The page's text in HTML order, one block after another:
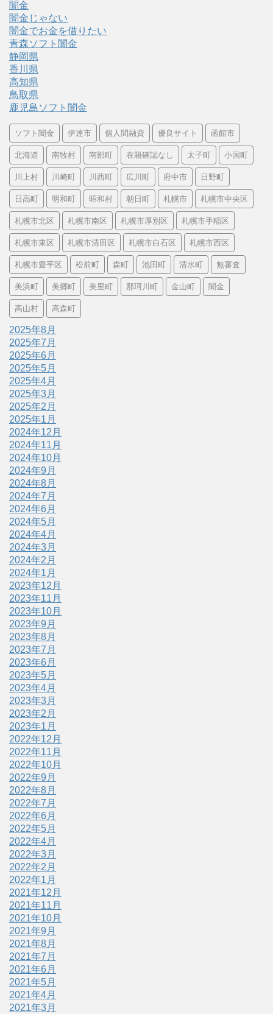
闇金
闇金じゃない
闇金でお金を借りたい
青森ソフト闇金
静岡県
香川県
高知県
鳥取県
鹿児島ソフト闇金
ソフト闇金 伊達市 個人間融資 優良サイト 函館市
北海道 南牧村 南部町 在籍確認なし 太子町 小国町
川上村 川崎町 川西町 広川町 府中市 日野町
日高町 明和町 昭和村 朝日町 札幌市 札幌市中央区
札幌市北区 札幌市南区 札幌市厚別区 札幌市手稲区
札幌市東区 札幌市清田区 札幌市白石区 札幌市西区
札幌市豊平区 松前町 森町 池田町 清水町 無審査
美浜町 美郷町 美里町 那珂川町 金山町 闇金
高山村 高森町
2025年8月
2025年7月
2025年6月
2025年5月
2025年4月
2025年3月
2025年2月
2025年1月
2024年12月
2024年11月
2024年10月
2024年9月
2024年8月
2024年7月
2024年6月
2024年5月
2024年4月
2024年3月
2024年2月
2024年1月
2023年12月
2023年11月
2023年10月
2023年9月
2023年8月
2023年7月
2023年6月
2023年5月
2023年4月
2023年3月
2023年2月
2023年1月
2022年12月
2022年11月
2022年10月
2022年9月
2022年8月
2022年7月
2022年6月
2022年5月
2022年4月
2022年3月
2022年2月
2022年1月
2021年12月
2021年11月
2021年10月
2021年9月
2021年8月
2021年7月
2021年6月
2021年5月
2021年4月
2021年3月